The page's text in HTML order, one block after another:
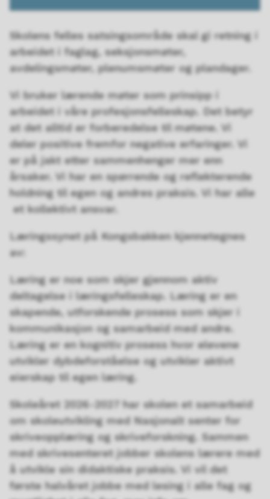
Skolens felles satsingsområde skal gi retning i
arbeidet i faglag, seksjonsmøter,
avdelingsmøter, plenumsmøter og plandager.
Vi bruker lærende møter som prinsipp i
arbeidet i våre profesjonsfelleskap. Det betyr
at det alltid er forberedelse til møtene. Vi
deler positive fremfor negative erfaringer. Vi
er på jakt etter sammenhenger mer enn
årsaker. Vi har en spørrende og reflekterende
holdning til egen og andres praksis. Vi har alle
et kollektivt ansvar.
Læringssynet på Kongsbakken kjennetegnes
av:
Læring er noe som skjer gjennom aktiv
deltagelse i læringsfelleskap. Læring er en
skapende, utforskende prosess som skjer i
kommunikasjon og samarbeid med andre.
Læring er en kognitiv prosess hvor elevene
utvikler dybdeforståelse og utvikler aktivt
eierskap til egen læring.
Skoleåret 2026-2027 har skolen et samarbeid
om skoleutvikling med Nasjonalt senter for
skriveopplæring og skriveforskning. Sammen
med skrivesenteret jobber skolens lærere med
å utvikle sin didaktiske praksis. Vi vil det
første halvåret jobbe med lesing i alle fag og